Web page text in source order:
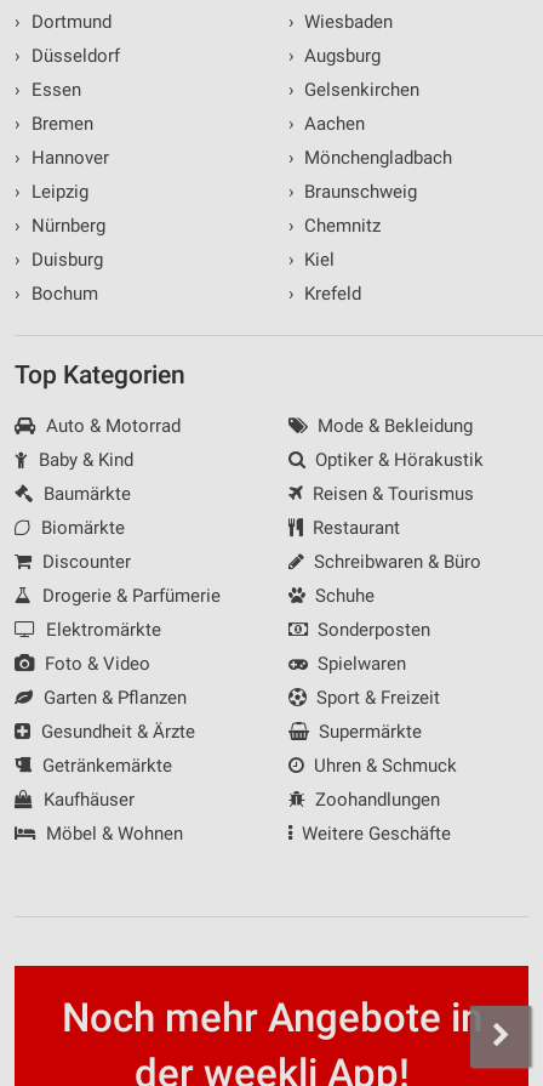
›
Dortmund
›
Düsseldorf
›
Essen
›
Bremen
›
Hannover
›
Leipzig
›
Nürnberg
›
Duisburg
›
Bochum
› Wiesbaden
› Augsburg
› Gelsenkirchen
› Aachen
› Mönchengladbach
› Braunschweig
› Chemnitz
› Kiel
› Krefeld
Top Kategorien
Auto & Motorrad
Baby & Kind
Baumärkte
Biomärkte
Discounter
Drogerie & Parfümerie
Elektromärkte
Foto & Video
Garten & Pflanzen
Gesundheit & Ärzte
Getränkemärkte
Kaufhäuser
Möbel & Wohnen
Mode & Bekleidung
Optiker & Hörakustik
Reisen & Tourismus
Restaurant
Schreibwaren & Büro
Schuhe
Sonderposten
Spielwaren
Sport & Freizeit
Supermärkte
Uhren & Schmuck
Zoohandlungen
Weitere Geschäfte
Noch mehr Angebote in
der weekli App!